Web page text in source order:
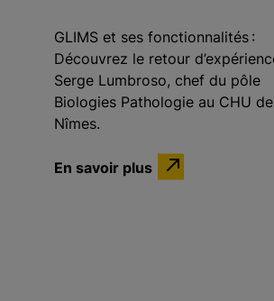
GLIMS et ses fonctionnalités :
Découvrez le retour
Serge Lumbroso, chef du pôle
Biologies Pathologie au CHU de
Nîmes.
En savoir plus